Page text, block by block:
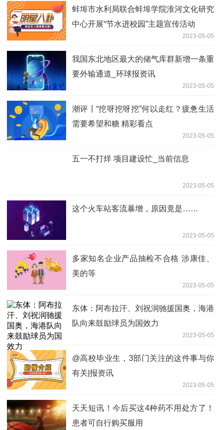
蚌埠市水利局联合蚌埠学院淮河文化研究
中心开展“节水进校园”主题宣传活动
2023-05-05
我国东北地区最大的储气库群新增一条重
要外输通道_环球报资讯
2023-05-05
潮评丨“挖呀挖呀挖”何以走红？疲惫生活
需要希望和糖 精彩看点
2023-05-05
五一不打烊 项目建设忙_当前信息
2023-05-05
这个火车站客流暴增，原因竟是……
2023-05-05
多家知名企业产品抽检不合格 涉康佳、
美的等
2023-05-05
东体：阿布拉汗、刘祝润驰援国奥，海港
队向来鼓励球员为国效力
2023-05-05
@高校毕业生，3部门关注的这件事与你
有关|报资讯
2023-05-05
天天短讯！今后买这4种药不用处方了！
患者可自行购买服用